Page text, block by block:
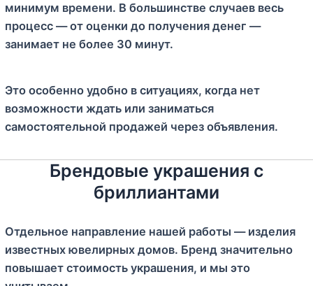
минимум времени. В большинстве случаев весь
процесс — от оценки до получения денег —
занимает не более 30 минут.
Это особенно удобно в ситуациях, когда нет
возможности ждать или заниматься
самостоятельной продажей через объявления.
Брендовые украшения с
бриллиантами
Отдельное направление нашей работы — изделия
известных ювелирных домов. Бренд значительно
повышает стоимость украшения, и мы это